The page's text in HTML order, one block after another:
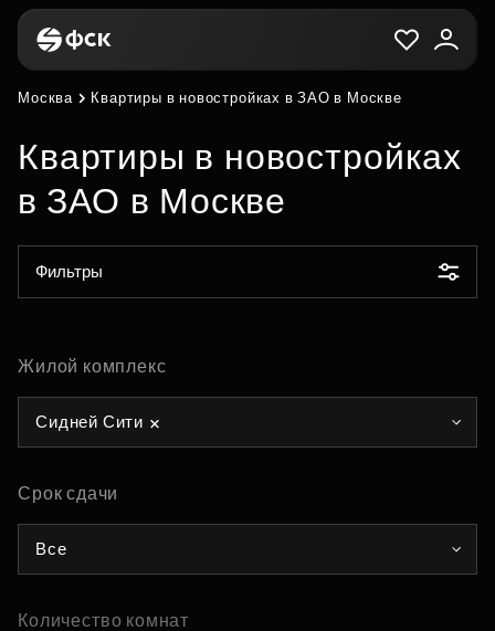
Москва Квартиры в новостройках в ЗАО в Москве
Квартиры в новостройках
в ЗАО в Москве
Фильтры
Жилой комплекс
Сидней Сити
Срок сдачи
Все
Количество комнат